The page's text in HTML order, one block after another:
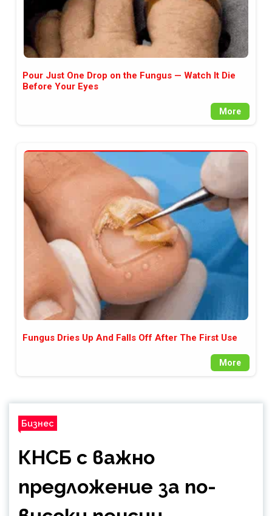
Pour Just One Drop on the Fungus — Watch It Die
Before Your Eyes
More
Fungus Dries Up And Falls Off After The First Use
More
Бизнес
КНСБ с важно
предложение за по-